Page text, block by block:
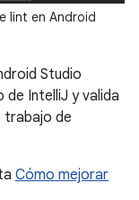
lint en Android
Studio
de IntelliJ y valida
trabajo de
Cómo mejorar